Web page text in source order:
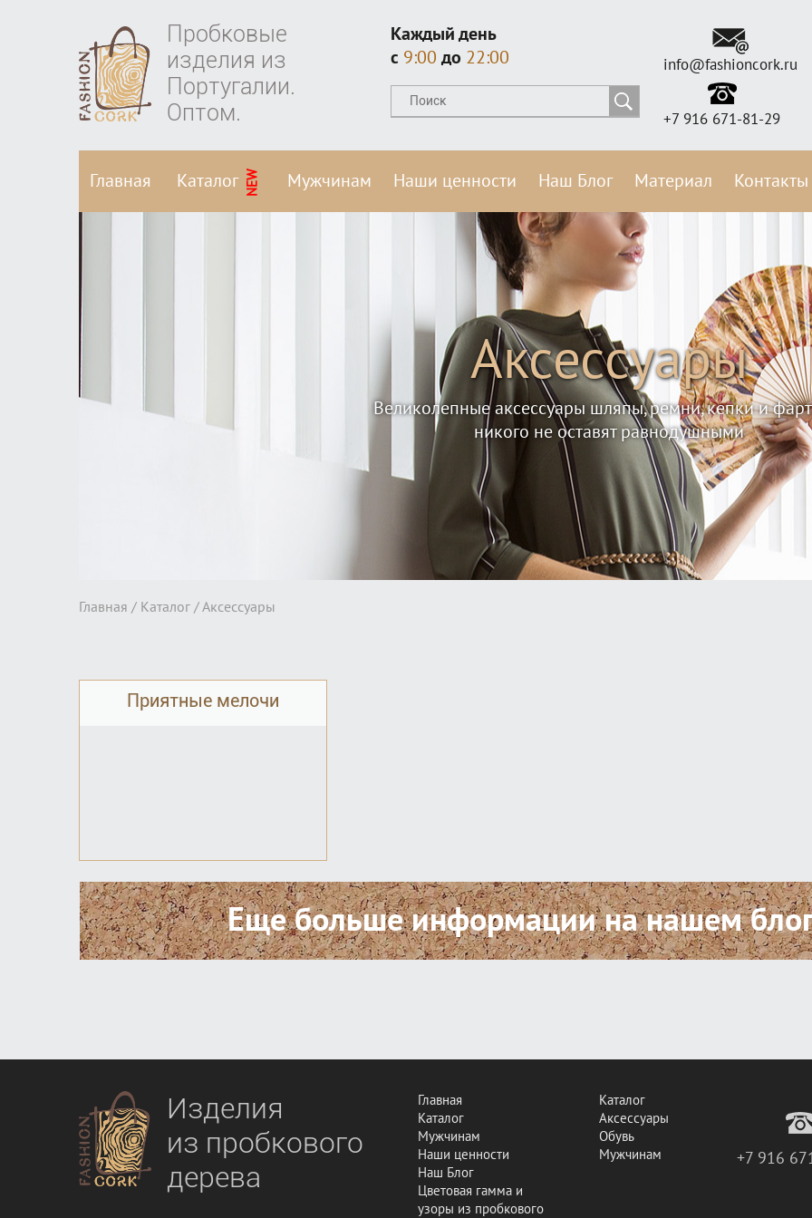
Пробковые
изделия из
Португалии.
Оптом.
Каждый день
c 9:00 до 22:00 info@fashioncork.ru
+7 916 671-81-29
Главная Каталог NEW Мужчинам Наши ценности Наш Блог Материал Контакты
Аксессуары
Великолепные аксессуары шляпы, ремни, кепки и
никого не оставят равнодушными
Главная / Каталог / Аксессуары
Приятные мелочи
Еще больше информации на нашем
Изделия
из пробкового
дерева
Главная
Каталог
Мужчинам
Наши ценности
Наш Блог
Цветовая гамма и
узоры из пробкового
Каталог
Аксессуары
Обувь
Мужчинам
+7 916